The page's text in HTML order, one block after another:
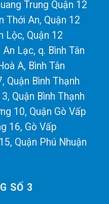
Trung Quận 12
Thới An, Quận 12
Lộc, Quận 12
Lạc, q. Bình Tân
A, Bình Tân
Quận Bình Thạnh
Quận Bình Thạnh
10, Quận Gò Vấp
16, Gò Vấp
Quận Phú Nhuận
SỐ 3